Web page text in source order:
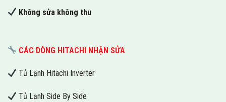
Không sửa không thu
CÁC DÒNG HITACHI NHẬN SỬA
Tủ Lạnh Hitachi Inverter
Tủ Lạnh Side By Side